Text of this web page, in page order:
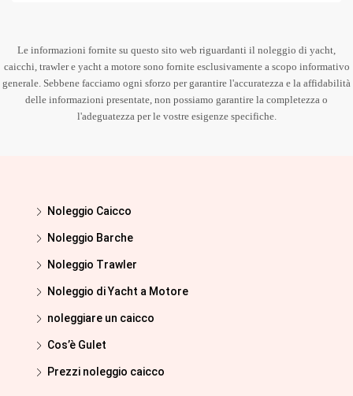
Le informazioni fornite su questo sito web riguardanti il noleggio di yacht,
caicchi, trawler e yacht a motore sono fornite esclusivamente a scopo informativo
generale. Sebbene facciamo ogni sforzo per garantire l'accuratezza e la affidabilità
delle informazioni presentate, non possiamo garantire la completezza o
l'adeguatezza per le vostre esigenze specifiche.
Noleggio Caicco
Noleggio Barche
Noleggio Trawler
Noleggio di Yacht a Motore
noleggiare un caicco
Cos’è Gulet
Prezzi noleggio caicco